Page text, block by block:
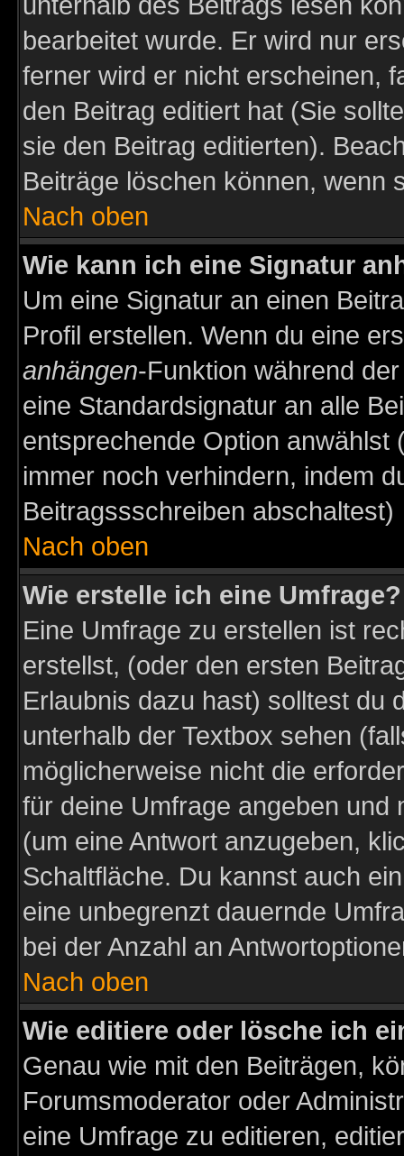
bearbeitet wurde. Er wird nur
ferner wird er nicht erscheinen,
den Beitrag editiert hat (Sie
sie den Beitrag editierten).
Beiträge löschen können, wenn
Nach oben
Wie kann ich eine Signatur
Um eine Signatur an einen
Profil erstellen. Wenn du eine
anhängen-Funktion während
eine Standardsignatur an alle
entsprechende Option anwählst
immer noch verhindern, indem
Beitragssschreiben abschaltest)
Nach oben
Wie erstelle ich eine Umfrage?
Eine Umfrage zu erstellen ist
erstellst, (oder den ersten
Erlaubnis dazu hast) solltest du
unterhalb der Textbox sehen
möglicherweise nicht die
für deine Umfrage angeben und
(um eine Antwort anzugeben,
Schaltfläche. Du kannst auch
eine unbegrenzt dauernde
bei der Anzahl an
Nach oben
Wie editiere oder lösche ich
Genau wie mit den Beiträgen,
Forumsmoderator oder
eine Umfrage zu editieren,